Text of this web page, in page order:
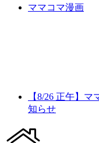
ママコマ漫画
【8/26 正午】
知らせ